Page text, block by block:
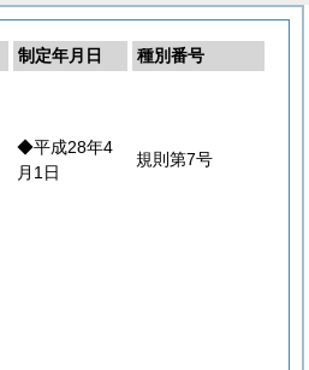
制定年月日
種別番号
◆平成28年4
月1日
規則第7号